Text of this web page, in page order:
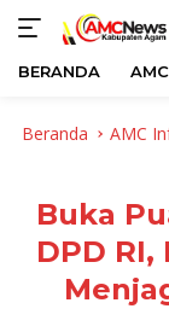
BERANDA
Beranda AMC
Buka
DPD